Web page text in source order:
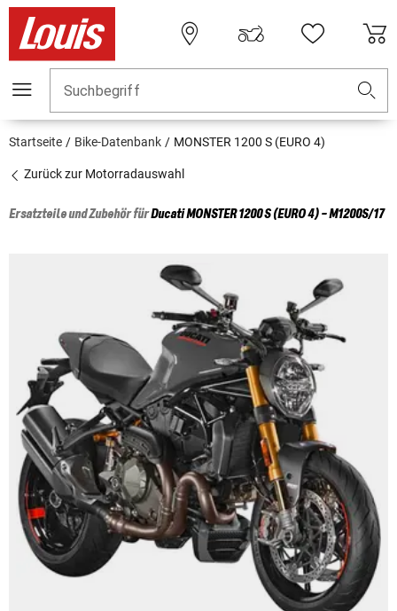
Suchbegriff
Startseite Bike-Datenbank MONSTER 1200 S (EURO 4)
Zurück zur Motorradauswahl
Ersatzteile und Zubehör fürDucatiMONSTER 1200 S (EURO 4) - M1200S/17